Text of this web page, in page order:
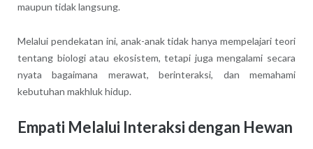
maupun tidak langsung.
Melalui pendekatan ini, anak-anak tidak hanya mempelajari teori
tentang biologi atau ekosistem, tetapi juga mengalami secara
nyata bagaimana merawat, berinteraksi, dan memahami
kebutuhan makhluk hidup.
Empati Melalui Interaksi dengan Hewan